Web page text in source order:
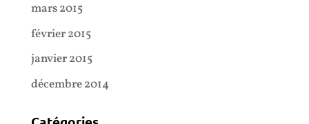
mars 2015
février 2015
janvier 2015
décembre 2014